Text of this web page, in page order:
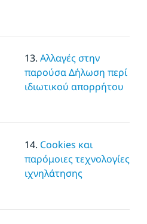
13. Αλλαγές στην
παρούσα Δήλωση περί
ιδιωτικού απορρήτου
14. Cookies και
παρόμοιες τεχνολογίες
ιχνηλάτησης